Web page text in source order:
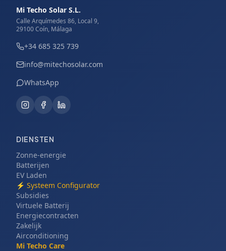
Mi Techo Solar S.L.
Calle Arquímedes 86, Local 9,
29100 Coín, Málaga
+34 685 325 739
info@mitechosolar.com
WhatsApp
DIENSTEN
Zonne-energie
Batterijen
EV Laden
⚡ Systeem Configurator
Subsidies
Virtuele Batterij
Energiecontracten
Zakelijk
Airconditioning
Mi Techo Care